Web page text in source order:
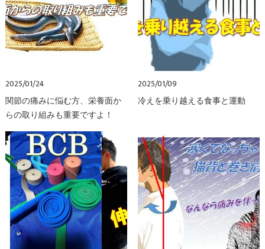
2025/01/24
関節の痛みに悩む方、栄養面か
らの取り組みも重要ですよ！
2025/01/09
冷えを乗り越える食事と運動